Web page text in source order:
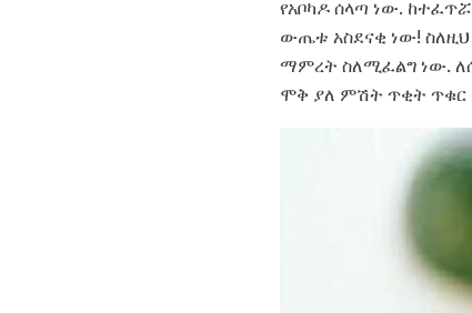
የአቦካዶ ሰላጣ ነው.
ውጤቱ አስደናቂ ነው!
ማምረት ስለሚፈልግ ነው.
ሞቅ ያለ ምሽት ጥቂት ጥቁር